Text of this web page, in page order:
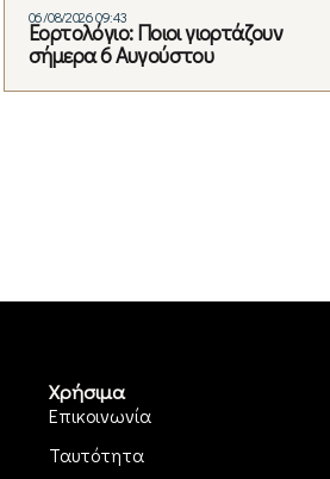
06/08/2026 09:43
Εορτολόγιο: Ποιοι γιορτάζουν
σήμερα 6 Αυγούστου
Χρήσιμα
Επικοινωνία
Ταυτότητα